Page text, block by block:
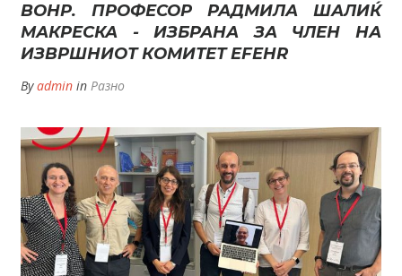
ВОНР. ПРОФЕСОР РАДМИЛА ШАЛИЌ
МАКРЕСКА - ИЗБРАНА ЗА ЧЛЕН НА
ИЗВРШНИОТ КОМИТЕТ EFEHR
Byadmin in Разно